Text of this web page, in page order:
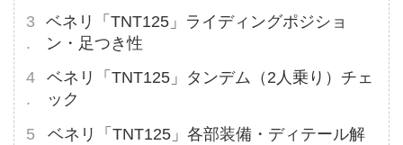
ベネリ「TNT125」ライディングポジショ
ン・足つき性
ベネリ「TNT125」タンデム（2人乗り）チェ
ック
ベネリ「TNT125」各部装備・ディテール解